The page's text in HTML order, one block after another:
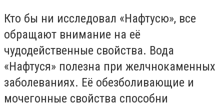
Кто бы ни исследовал «Нафтусю», все
обращают внимание на её
чудодейственные свойства. Вода
«Нафтуся» полезна при желчнокаменных
заболеваниях. Её обезболивающие и
мочегонные свойства способни